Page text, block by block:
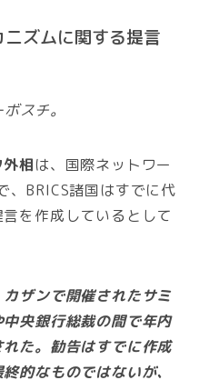
ニズムに関する提言
スチ。
相は、国際ネットワー
、BRICS諸国はすでに代
を作成しているとして
ザンで開催されたサミ
央銀行総裁の間で年内
た。勧告はすでに作成
的なものではないが、